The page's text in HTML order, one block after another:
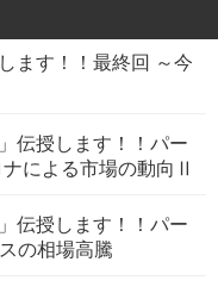
ます！！最終回 ～今
伝授します！！パー
ナによる市場の動向Ⅱ
伝授します！！パー
の相場高騰